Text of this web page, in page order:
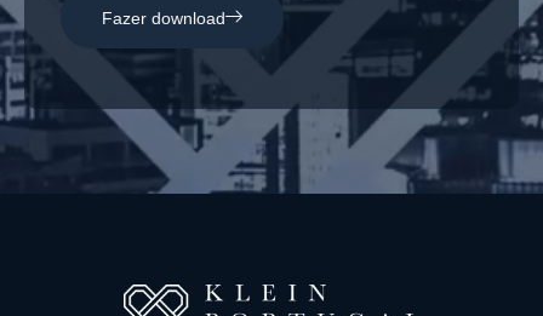
Fazer download